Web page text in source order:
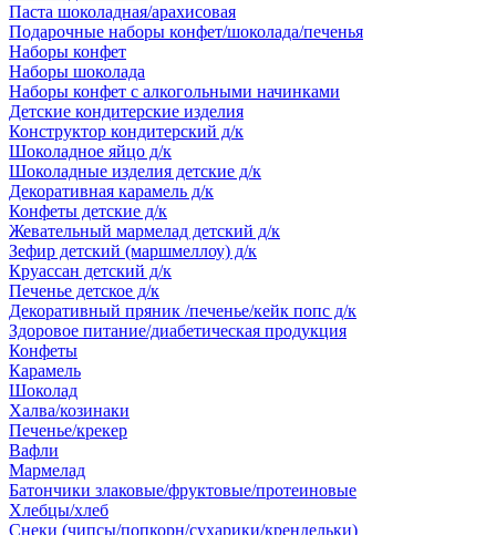
Паста шоколадная/арахисовая
Подарочные наборы конфет/шоколада/печенья
Наборы конфет
Наборы шоколада
Наборы конфет с алкогольными начинками
Детские кондитерские изделия
Конструктор кондитерский д/к
Шоколадное яйцо д/к
Шоколадные изделия детские д/к
Декоративная карамель д/к
Конфеты детские д/к
Жевательный мармелад детский д/к
Зефир детский (маршмеллоу) д/к
Круассан детский д/к
Печенье детское д/к
Декоративный пряник /печенье/кейк попс д/к
Здоровое питание/диабетическая продукция
Конфеты
Карамель
Шоколад
Халва/козинаки
Печенье/крекер
Вафли
Мармелад
Батончики злаковые/фруктовые/протеиновые
Хлебцы/хлеб
Снеки (чипсы/попкорн/сухарики/крендельки)